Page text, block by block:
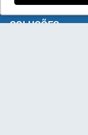
SOLUÇÕES